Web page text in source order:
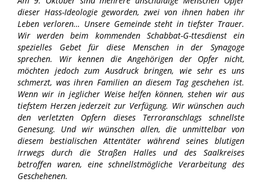
dieser Hass-Ideologie geworden, zwei von ihnen haben ihr
Leben verloren… Unsere Gemeinde steht in tiefster Trauer.
Wir werden beim kommenden Schabbat-G-ttesdienst ein
spezielles Gebet für diese Menschen in der Synagoge
sprechen. Wir kennen die Angehörigen der Opfer nicht,
möchten jedoch zum Ausdruck bringen, wie sehr es uns
schmerzt, was ihren Familien an diesem Tag geschehen ist.
Wenn wir in jeglicher Weise helfen können, stehen wir aus
tiefstem Herzen jederzeit zur Verfügung. Wir wünschen auch
den verletzten Opfern dieses Terroranschlags schnellste
Genesung. Und wir wünschen allen, die unmittelbar von
diesem bestialischen Attentäter während seines blutigen
Irrwegs durch die Straßen Halles und des Saalkreises
betroffen waren, eine schnellstmögliche Verarbeitung des
Geschehenen.